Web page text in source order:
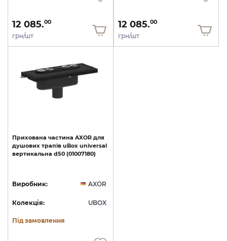
12 085.00
грн/шт
12 085.00
грн/шт
Прихована частина AXOR для
душових трапів uBox universal
вертикальна d50 (01007180)
Виробник: AXOR
Колекція: UBOX
Під замовлення